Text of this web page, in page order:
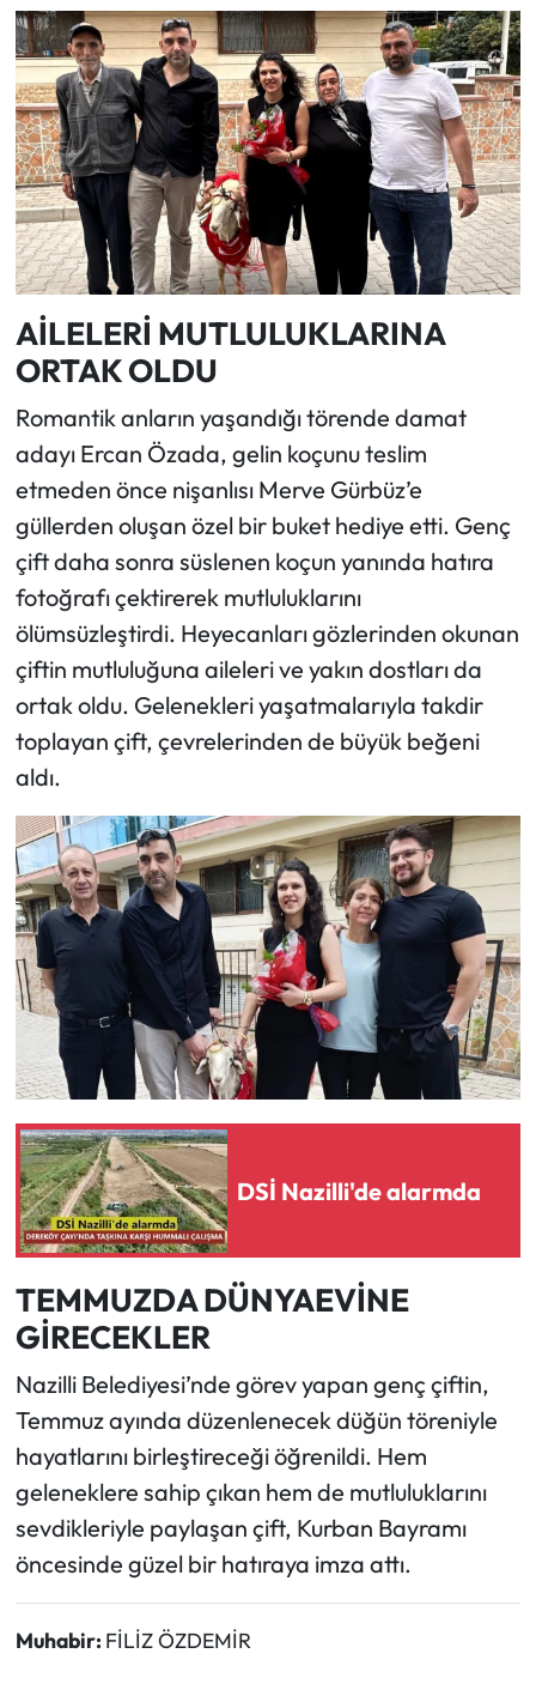
AİLELERİ MUTLULUKLARINA
ORTAK OLDU
Romantik anların yaşandığı törende damat
adayı Ercan Özada, gelin koçunu teslim
etmeden önce nişanlısı Merve Gürbüz’e
güllerden oluşan özel bir buket hediye etti. Genç
çift daha sonra süslenen koçun yanında hatıra
fotoğrafı çektirerek mutluluklarını
ölümsüzleştirdi. Heyecanları gözlerinden okunan
çiftin mutluluğuna aileleri ve yakın dostları da
ortak oldu. Gelenekleri yaşatmalarıyla takdir
toplayan çift, çevrelerinden de büyük beğeni
aldı.
DSİ Nazilli'de alarmda
TEMMUZDA DÜNYAEVİNE
GİRECEKLER
Nazilli Belediyesi’nde görev yapan genç çiftin,
Temmuz ayında düzenlenecek düğün töreniyle
hayatlarını birleştireceği öğrenildi. Hem
geleneklere sahip çıkan hem de mutluluklarını
sevdikleriyle paylaşan çift, Kurban Bayramı
öncesinde güzel bir hatıraya imza attı.
Muhabir: FİLİZ ÖZDEMİR